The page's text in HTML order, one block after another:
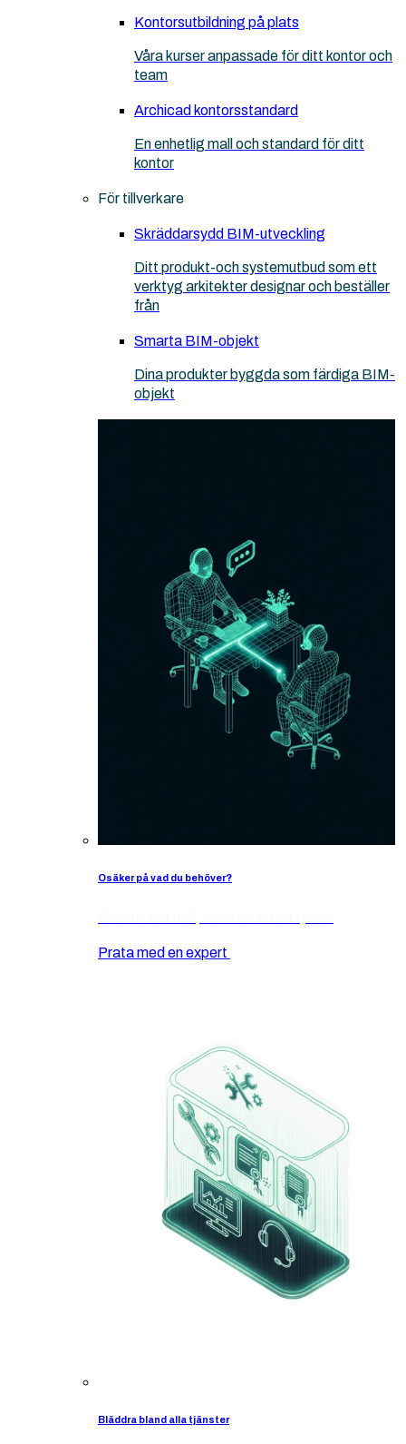
Kontorsutbildning på plats
Våra kurser anpassade för ditt kontor och
team
Archicad kontorsstandard
En enhetlig mall och standard för ditt
kontor
För tillverkare
Skräddarsydd BIM-utveckling
Ditt produkt-och systemutbud som ett
verktyg arkitekter designar och beställer
från
Smarta BIM-objekt
Dina produkter byggda som färdiga BIM-
objekt
Osäker på vad du behöver?
Prata med en expert
Bläddra bland alla tjänster